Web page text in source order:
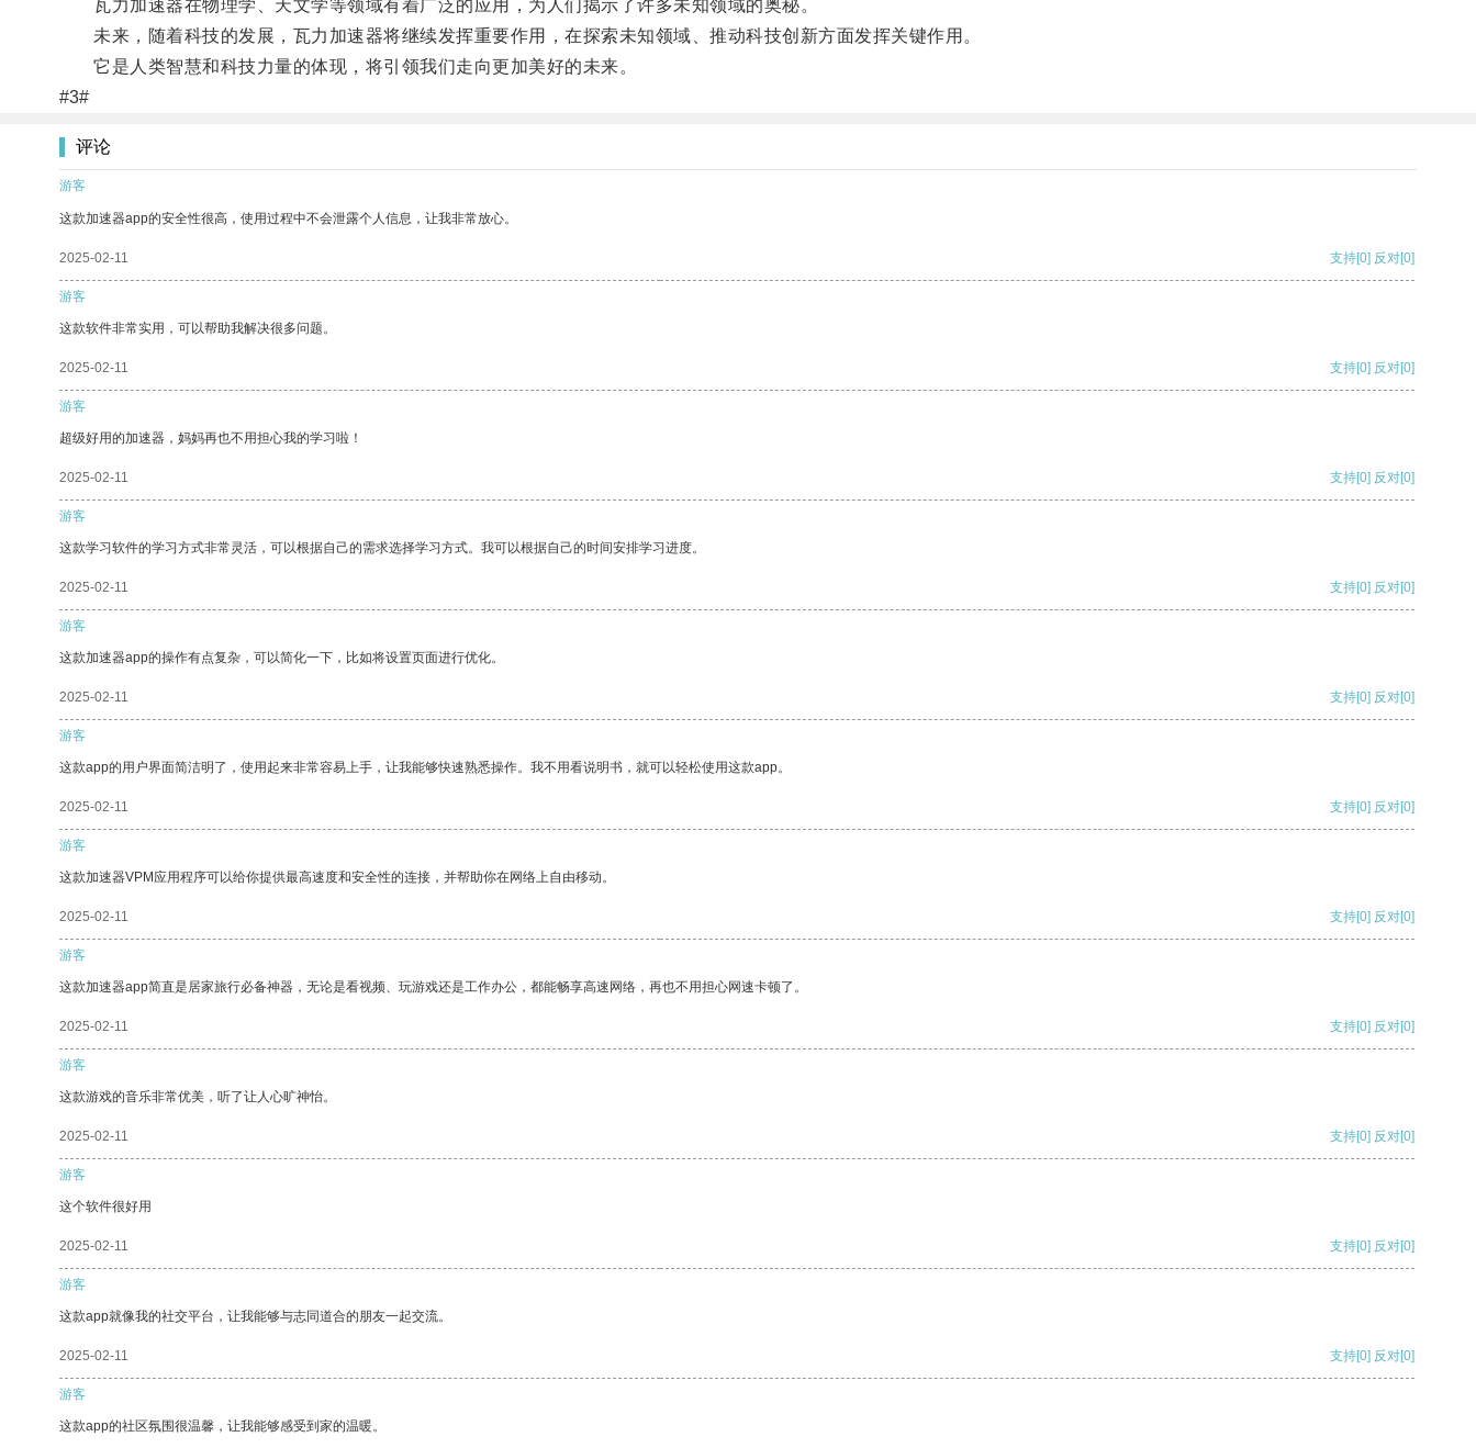
瓦力加速器在物理学、天文学等领域有着广泛的应用，为人们揭示了许多未知领域的奥秘。
未来，随着科技的发展，瓦力加速器将继续发挥重要作用，在探索未知领域、推动科技创新方面发挥关键作用。
它是人类智慧和科技力量的体现，将引领我们走向更加美好的未来。
#3#
评论
游客
这款加速器app的安全性很高，使用过程中不会泄露个人信息，让我非常放心。
2025-02-11 支持[0] 反对[0]
游客
这款软件非常实用，可以帮助我解决很多问题。
2025-02-11 支持[0] 反对[0]
游客
超级好用的加速器，妈妈再也不用担心我的学习啦！
2025-02-11 支持[0] 反对[0]
游客
这款学习软件的学习方式非常灵活，可以根据自己的需求选择学习方式。我可以根据自己的时间安排学习进度。
2025-02-11 支持[0] 反对[0]
游客
这款加速器app的操作有点复杂，可以简化一下，比如将设置页面进行优化。
2025-02-11 支持[0] 反对[0]
游客
这款app的用户界面简洁明了，使用起来非常容易上手，让我能够快速熟悉操作。我不用看说明书，就可以轻松使用这款app。
2025-02-11 支持[0] 反对[0]
游客
这款加速器VPM应用程序可以给你提供最高速度和安全性的连接，并帮助你在网络上自由移动。
2025-02-11 支持[0] 反对[0]
游客
这款加速器app简直是居家旅行必备神器，无论是看视频、玩游戏还是工作办公，都能畅享高速网络，再也不用担心网速卡顿了。
2025-02-11 支持[0] 反对[0]
游客
这款游戏的音乐非常优美，听了让人心旷神怡。
2025-02-11 支持[0] 反对[0]
游客
这个软件很好用
2025-02-11 支持[0] 反对[0]
游客
这款app就像我的社交平台，让我能够与志同道合的朋友一起交流。
2025-02-11 支持[0] 反对[0]
游客
这款app的社区氛围很温馨，让我能够感受到家的温暖。